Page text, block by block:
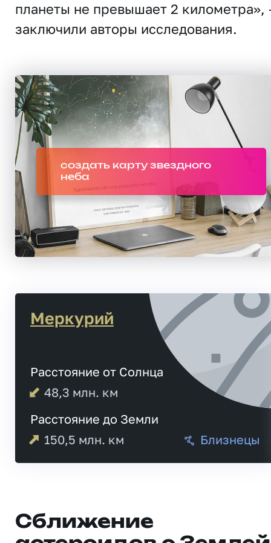
планеты не превышает 2 километра»,
заключили авторы исследования.
создать карту звездного
неба
Меркурий
Расстояние от Солнца
48,3 млн. км
Расстояние до Земли
150,5 млн. км Близнецы
Сближение